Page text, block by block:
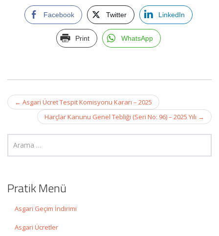
Facebook Twitter LinkedIn
Print WhatsApp
Post
navigation
← Asgari Ücret Tespit Komisyonu Kararı – 2025
Harçlar Kanunu Genel Tebliği (Seri No: 96) – 2025 Yılı →
Pratik Menü
Asgari Geçim İndirimi
Asgari Ücretler